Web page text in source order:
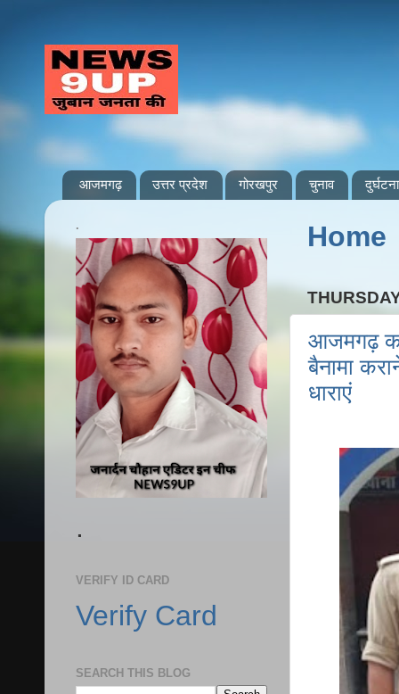
आजमगढ़ उत्तर प्रदेश गोरखपुर चुनाव दुर्घटना
Home
आजमगढ़
बैनामा
धाराएं
.
.
VERIFY ID CARD
Verify Card
SEARCH THIS BLOG